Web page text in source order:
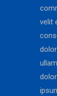
velit